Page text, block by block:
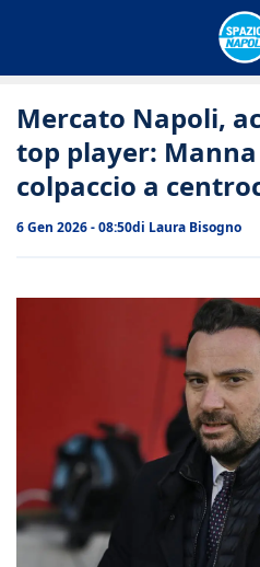
Mercato Napoli,
top player:
colpaccio a
6 Gen 2026 - 08:50di Laura Bisogno